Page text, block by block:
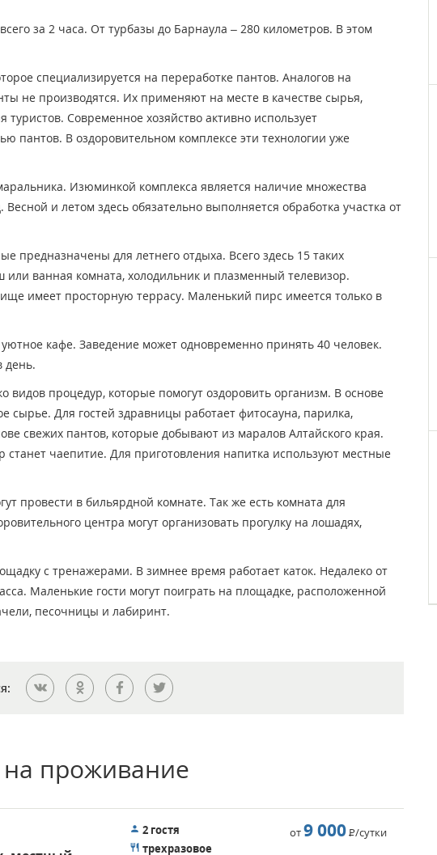
за 2 часа. От турбазы до Барнаула – 280 километров. В этом
специализируется на переработке пантов. Аналогов на
не производятся. Их применяют на месте в качестве сырья,
туристов. Современное хозяйство активно использует
пантов. В оздоровительном комплексе эти технологии уже
Изюминкой комплекса является наличие множества
и летом здесь обязательно выполняется обработка участка от
предназначены для летнего отдыха. Всего здесь 15 таких
ванная комната, холодильник и плазменный телевизор.
имеет просторную террасу. Маленький пирс имеется только в
кафе. Заведение может одновременно принять 40 человек.
день.
видов процедур, которые помогут оздоровить организм. В основе
сырье. Для гостей здравницы работает фитосауна, парилка,
свежих пантов, которые добывают из маралов Алтайского края.
чаепитие. Для приготовления напитка используют местные
провести в бильярдной комнате. Так же есть комната для
центра могут организовать прогулку на лошадях,
с тренажерами. В зимнее время работает каток. Недалеко от
Маленькие гости могут поиграть на площадке, расположенной
песочницы и лабиринт.
проживание
2 гостя
трехразовое
от9 000Р/сутки